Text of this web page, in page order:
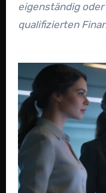
eigenständig
qualifizierten